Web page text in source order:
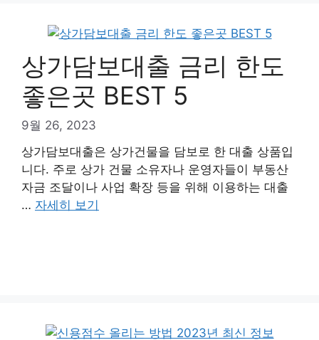
상가담보대출 금리 한도
좋은곳 BEST 5
9월 26, 2023
상가담보대출은 상가건물을 담보로 한 대출 상품입
니다. 주로 상가 건물 소유자나 운영자들이 부동산
자금 조달이나 사업 확장 등을 위해 이용하는 대출
… 자세히 보기